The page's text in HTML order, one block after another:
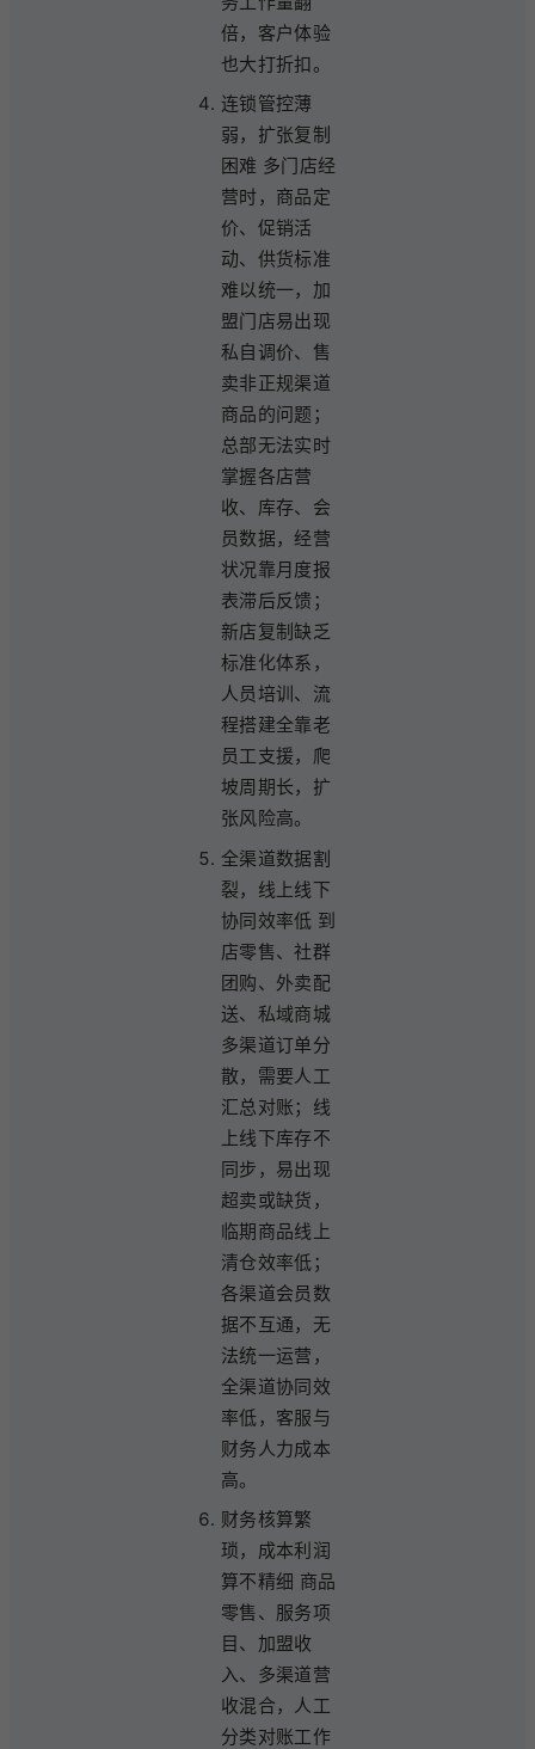
倍，客户体验
也大打折扣。
连锁管控薄
弱，扩张复制
困难 多门店经
营时，商品定
价、促销活
动、供货标准
难以统一，加
盟门店易出现
私自调价、售
卖非正规渠道
商品的问题；
总部无法实时
掌握各店营
收、库存、会
员数据，经营
状况靠月度报
表滞后反馈；
新店复制缺乏
标准化体系，
人员培训、流
程搭建全靠老
员工支援，爬
坡周期长，扩
张风险高。
全渠道数据割
裂，线上线下
协同效率低 到
店零售、社群
团购、外卖配
送、私域商城
多渠道订单分
散，需要人工
汇总对账；线
上线下库存不
同步，易出现
超卖或缺货，
临期商品线上
清仓效率低；
各渠道会员数
据不互通，无
法统一运营，
全渠道协同效
率低，客服与
财务人力成本
高。
财务核算繁
琐，成本利润
算不精细 商品
零售、服务项
目、加盟收
入、多渠道营
收混合，人工
分类对账工作